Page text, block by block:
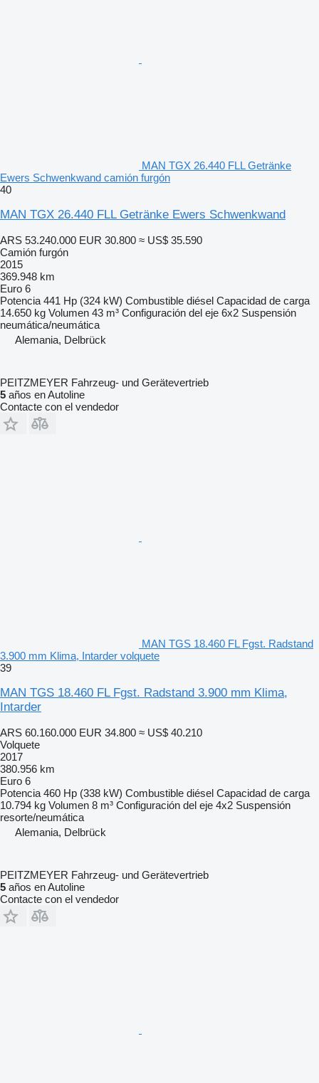
MAN TGX 26.440 FLL Getränke
Ewers Schwenkwand camión furgón
40
MAN TGX 26.440 FLL Getränke Ewers Schwenkwand
ARS 53.240.000 EUR 30.800 ≈ US$ 35.590
Camión furgón
2015
369.948 km
Euro 6
Potencia 441 Hp (324 kW) Combustible diésel Capacidad de carga
14.650 kg Volumen 43 m³ Configuración del eje 6x2 Suspensión
neumática/neumática
Alemania, Delbrück
PEITZMEYER Fahrzeug- und Gerätevertrieb
5 años en Autoline
Contacte con el vendedor
MAN TGS 18.460 FL Fgst. Radstand
3.900 mm Klima, Intarder volquete
39
MAN TGS 18.460 FL Fgst. Radstand 3.900 mm Klima,
Intarder
ARS 60.160.000 EUR 34.800 ≈ US$ 40.210
Volquete
2017
380.956 km
Euro 6
Potencia 460 Hp (338 kW) Combustible diésel Capacidad de carga
10.794 kg Volumen 8 m³ Configuración del eje 4x2 Suspensión
resorte/neumática
Alemania, Delbrück
PEITZMEYER Fahrzeug- und Gerätevertrieb
5 años en Autoline
Contacte con el vendedor